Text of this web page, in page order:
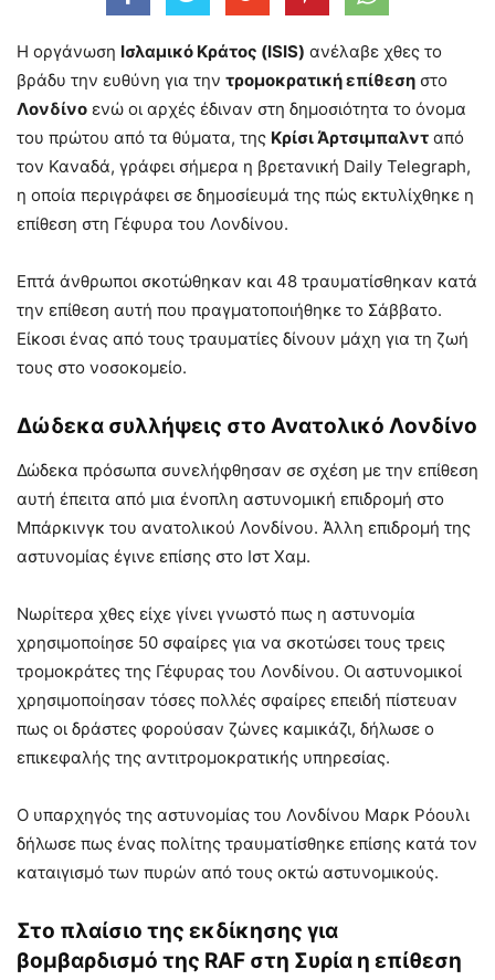
Η οργάνωση Ισλαμικό Κράτος (ISIS) ανέλαβε χθες το
βράδυ την ευθύνη για την τρομοκρατική επίθεση στο
Λονδίνο ενώ οι αρχές έδιναν στη δημοσιότητα το όνομα
του πρώτου από τα θύματα, της Κρίσι Άρτσιμπαλντ από
τον Καναδά, γράφει σήμερα η βρετανική Daily Telegraph,
η οποία περιγράφει σε δημοσίευμά της πώς εκτυλίχθηκε η
επίθεση στη Γέφυρα του Λονδίνου.
Επτά άνθρωποι σκοτώθηκαν και 48 τραυματίσθηκαν κατά
την επίθεση αυτή που πραγματοποιήθηκε το Σάββατο.
Είκοσι ένας από τους τραυματίες δίνουν μάχη για τη ζωή
τους στο νοσοκομείο.
Δώδεκα συλλήψεις στο Ανατολικό Λονδίνο
Δώδεκα πρόσωπα συνελήφθησαν σε σχέση με την επίθεση
αυτή έπειτα από μια ένοπλη αστυνομική επιδρομή στο
Μπάρκινγκ του ανατολικού Λονδίνου. Άλλη επιδρομή της
αστυνομίας έγινε επίσης στο Ιστ Χαμ.
Νωρίτερα χθες είχε γίνει γνωστό πως η αστυνομία
χρησιμοποίησε 50 σφαίρες για να σκοτώσει τους τρεις
τρομοκράτες της Γέφυρας του Λονδίνου. Οι αστυνομικοί
χρησιμοποίησαν τόσες πολλές σφαίρες επειδή πίστευαν
πως οι δράστες φορούσαν ζώνες καμικάζι, δήλωσε ο
επικεφαλής της αντιτρομοκρατικής υπηρεσίας.
Ο υπαρχηγός της αστυνομίας του Λονδίνου Μαρκ Ρόουλι
δήλωσε πως ένας πολίτης τραυματίσθηκε επίσης κατά τον
καταιγισμό των πυρών από τους οκτώ αστυνομικούς.
Στο πλαίσιο της εκδίκησης για
βομβαρδισμό της RAF στη Συρία η επίθεση